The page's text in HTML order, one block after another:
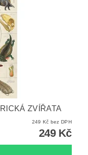
ZVÍŘATA
249 Kč bez DPH
249 Kč